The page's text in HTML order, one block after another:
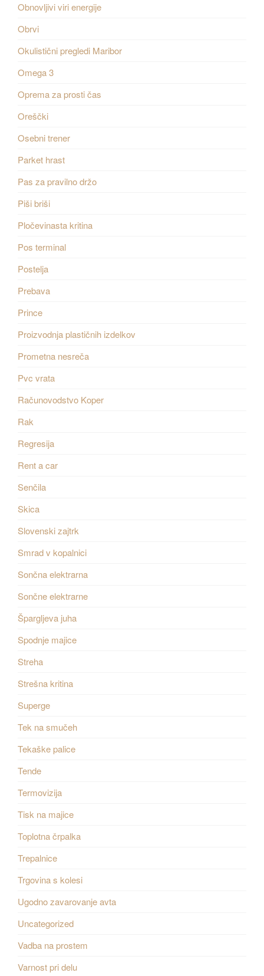
Obnovljivi viri energije
Obrvi
Okulistični pregledi Maribor
Omega 3
Oprema za prosti čas
Oreščki
Osebni trener
Parket hrast
Pas za pravilno držo
Piši briši
Pločevinasta kritina
Pos terminal
Postelja
Prebava
Prince
Proizvodnja plastičnih izdelkov
Prometna nesreča
Pvc vrata
Računovodstvo Koper
Rak
Regresija
Rent a car
Senčila
Skica
Slovenski zajtrk
Smrad v kopalnici
Sončna elektrarna
Sončne elektrarne
Špargljeva juha
Spodnje majice
Streha
Strešna kritina
Superge
Tek na smučeh
Tekaške palice
Tende
Termovizija
Tisk na majice
Toplotna črpalka
Trepalnice
Trgovina s kolesi
Ugodno zavarovanje avta
Uncategorized
Vadba na prostem
Varnost pri delu